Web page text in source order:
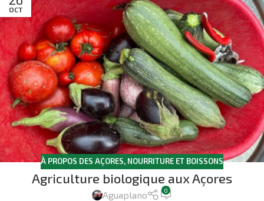
OCT
À PROPOS DES AÇORES, NOURRITURE ET BOISSONS
Agriculture biologique aux Açores
Aguaplano 0